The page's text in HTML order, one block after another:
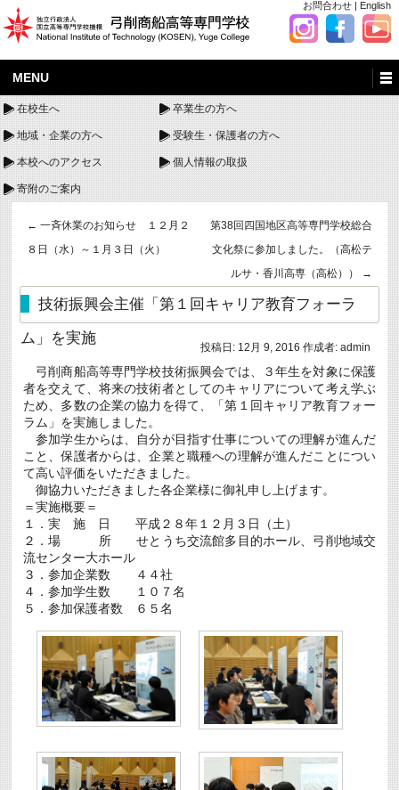
お問合わせ | English
MENU
在校生へ 卒業生の方へ
地域・企業の方へ 受験生・保護者の方へ
本校へのアクセス 個人情報の取扱
寄附のご案内
← 一斉休業のお知らせ １２月２
８日（水）～１月３日（火）
第38回四国地区高等専門学校総合
文化祭に参加しました。（高松テ
ルサ・香川高専（高松）） →
技術振興会主催「第１回キャリア教育フォーラ
ム」を実施
投稿日: 12月 9, 2016 作成者: admin
弓削商船高等専門学校技術振興会では、３年生を対象に保護
者を交えて、将来の技術者としてのキャリアについて考え学ぶ
ため、多数の企業の協力を得て、「第１回キャリア教育フォー
ラム」を実施しました。
参加学生からは、自分が目指す仕事についての理解が進んだ
こと、保護者からは、企業と職種への理解が進んだことについ
て高い評価をいただきました。
御協力いただきました各企業様に御礼申し上げます。
＝実施概要＝
１．実 施 日 平成２８年１２月３日（土）
２．場 所 せとうち交流館多目的ホール、弓削地域交
流センター大ホール
３．参加企業数 ４４社
４．参加学生数 １０７名
５．参加保護者数 ６５名